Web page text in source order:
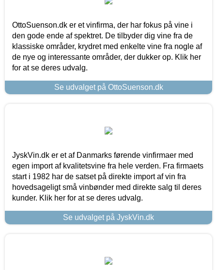
OttoSuenson.dk er et vinfirma, der har fokus på vine i
den gode ende af spektret. De tilbyder dig vine fra de
klassiske områder, krydret med enkelte vine fra nogle af
de nye og interessante områder, der dukker op. Klik her
for at se deres udvalg.
Se udvalget på OttoSuenson.dk
JyskVin.dk er et af Danmarks førende vinfirmaer med
egen import af kvalitetsvine fra hele verden. Fra firmaets
start i 1982 har de satset på direkte import af vin fra
hovedsageligt små vinbønder med direkte salg til deres
kunder. Klik her for at se deres udvalg.
Se udvalget på JyskVin.dk